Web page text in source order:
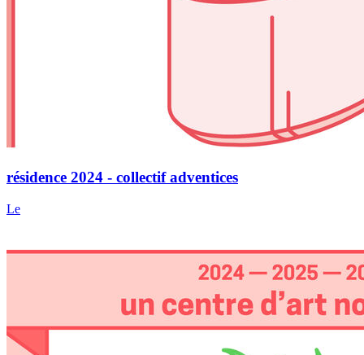
résidence 2024 - collectif adventices
Le